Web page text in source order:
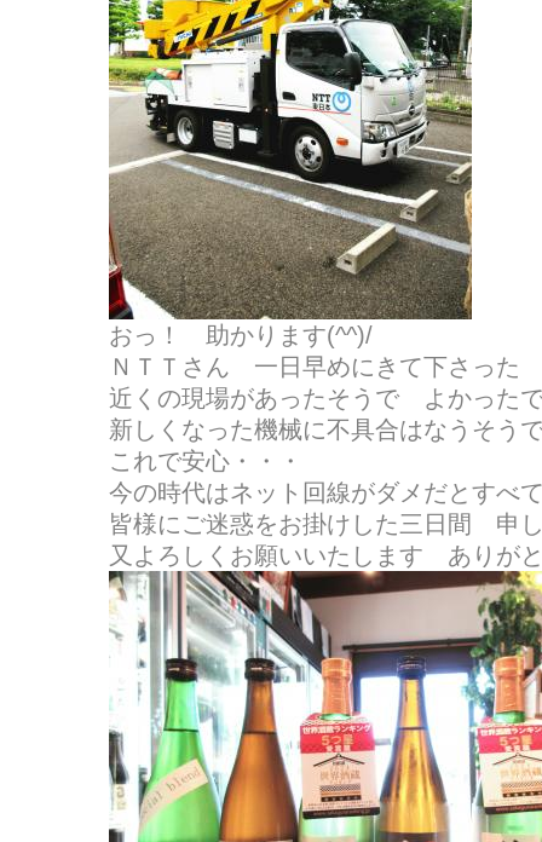
おっ！ 助かります(^^)/
ＮＴＴさん 一日早めにきて下さった
近くの現場があったそうで よかった
新しくなった機械に不具合はなうそ
これで安心・・・
今の時代はネット回線がダメだとすべ
皆様にご迷惑をお掛けした三日間 申
又よろしくお願いいたします ありが